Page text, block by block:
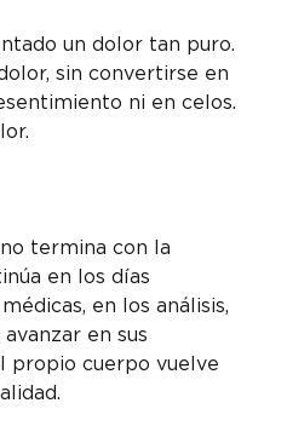
un dolor tan puro.
sin convertirse en
ni en celos.
termina con la
en los días
en los análisis,
en sus
propio cuerpo vuelve